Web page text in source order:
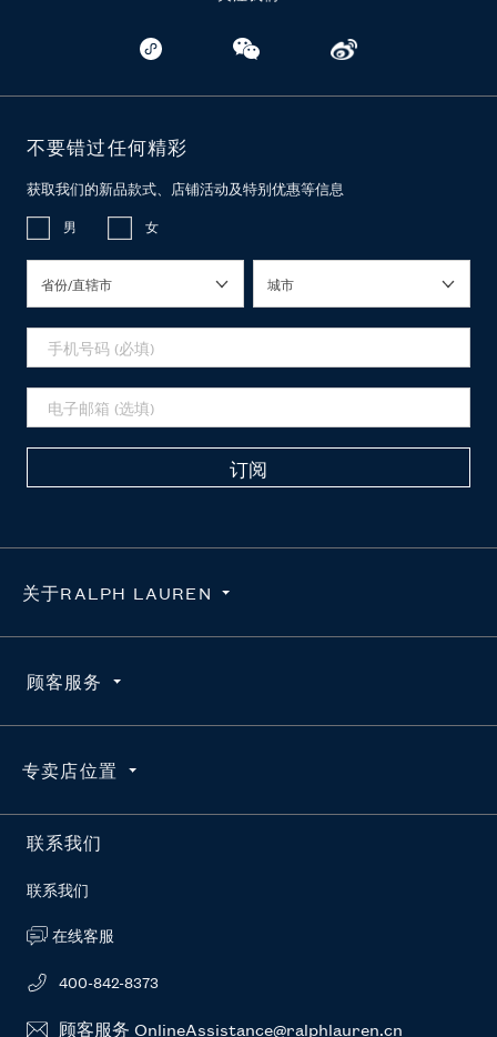
关于RALPH LAUREN
隐私政策
使用条款
求职咨询
维护真品
官方授权平台
顾客服务
订单查询
配送
退货
专卖店位置
按地区搜索
联系我们
联系我们
在线客服
400-842-8373
顾客服务 OnlineAssistance@ralphlauren.cn
不要错过任何精彩
获取我们的新品款式、店铺活动及特别优惠等信息
男 女
省份/直辖市 城市
订阅